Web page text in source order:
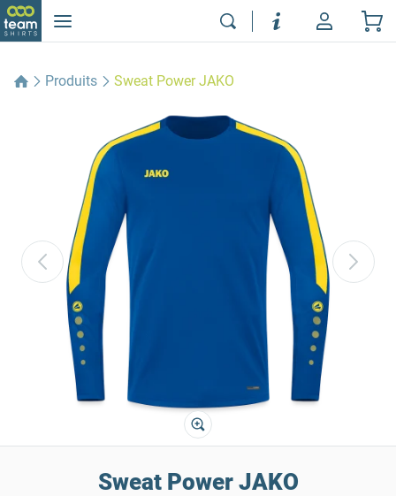
Produits Sweat Power JAKO
Sweat Power JAKO